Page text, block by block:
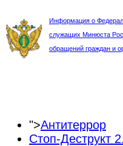
Информация о
служащих Минюста
обращений граждан и
">Антитеррор
Стоп-Деструкт